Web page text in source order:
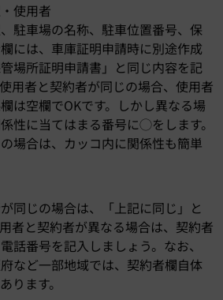
使用者
駐車場の名称、駐車位置番号、保
には、車庫証明申請時に別途作成
場所証明申請書」と同じ内容を記
用者と契約者が同じの場合、使用者
は空欄でOKです。しかし異なる場
性に当てはまる番号に◯をします。
場合は、カッコ内に関係性も簡単
同じの場合は、「上記に同じ」と
者と契約者が異なる場合は、契約者
話番号を記入しましょう。なお、
など一部地域では、契約者欄自体
ります。